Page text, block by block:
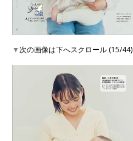
▼次の画像は下へスクロール (15/44)